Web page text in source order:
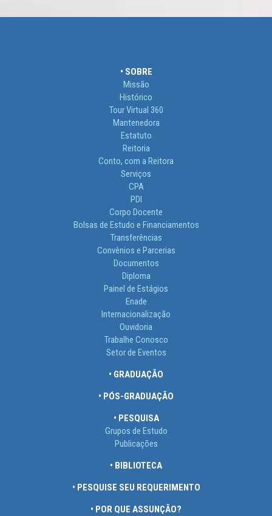
• SOBRE
Missão
Histórico
Tour Virtual 360
Mantenedora
Estatuto
Reitoria
Conto, com a Reitora
Serviços
CPA
PDI
Corpo Docente
Bolsas de Estudo e Financiamentos
Transferências
Convênios e Parcerias
Documentos
Diploma
Painel de Estágios
Enade
Internacionalização
Ouvidoria
Trabalhe Conosco
Setor de Eventos
• GRADUAÇÃO
• PÓS-GRADUAÇÃO
• PESQUISA
Grupos de Estudo
Publicações
• BIBLIOTECA
• PESQUISE SEU REQUERIMENTO
• POR QUE ASSUNÇÃO?